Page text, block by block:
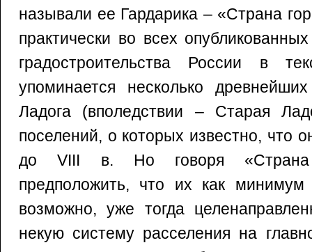
называли ее Гардарика – «Страна
практически во всех
градостроительства России в
упоминается несколько
Ладога (вполедствии – Старая
поселений, о которых известно, что
до VIII в. Но говоря «Страна
предположить, что их как минимум
возможно, уже тогда
некую систему расселения на